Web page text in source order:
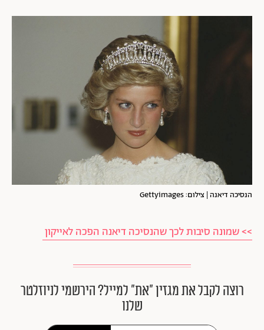
הנסיכה דיאנה | צילום: Gettyimages
>> שמונה סיבות לכך שהנסיכה דיאנה הפכה לאייקון
רוצה לקבל את מגזין ״את״ למייל? הירשמי לניוזלטר
שלנו